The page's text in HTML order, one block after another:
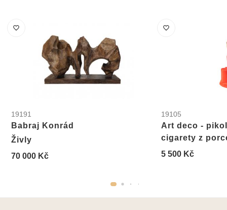
19191
Babraj Konrád
Živly
70 000 Kč
19105
Art deco -
cigarety z
5 500 Kč